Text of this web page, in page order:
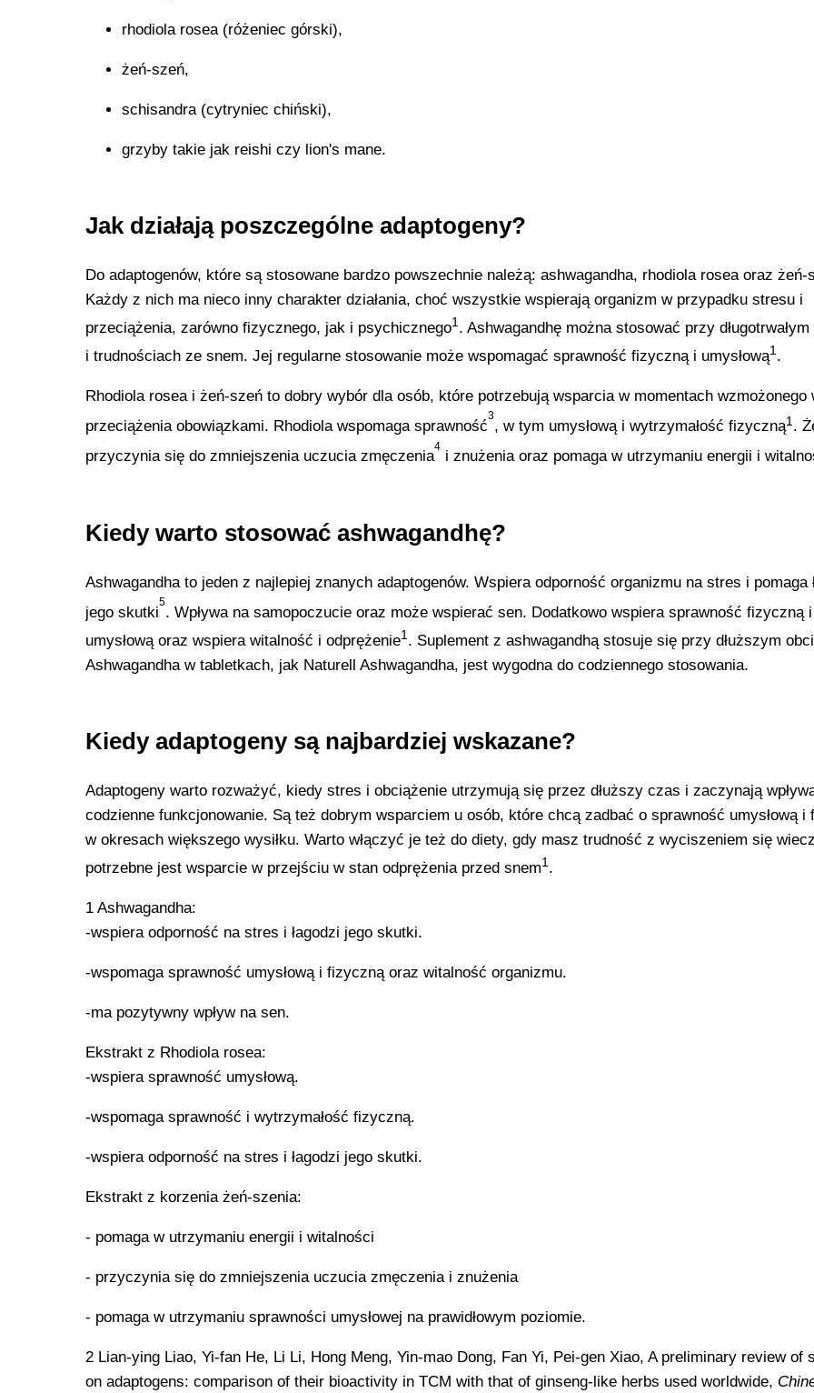
rhodiola rosea (różeniec górski),
żeń-szeń,
schisandra (cytryniec chiński),
grzyby takie jak reishi czy lion's mane.
Jak działają poszczególne adaptogeny?
Do adaptogenów, które są stosowane bardzo powszechnie należą: ashwagandha, rhodiola rosea oraz żeń-
Każdy z nich ma nieco inny charakter działania, choć wszystkie wspierają organizm w przypadku stresu i
przeciążenia, zarówno fizycznego, jak i psychicznego1. Ashwagandhę można stosować przy
i trudnościach ze snem. Jej regularne stosowanie może wspomagać sprawność fizyczną i umysłową1 .
Rhodiola rosea i żeń-szeń to dobry wybór dla osób, które potrzebują wsparcia w momentach wzmożonego
przeciążenia obowiązkami. Rhodiola wspomaga sprawność
3
, w tym umysłową i wytrzymałość fizyczną1 .
przyczynia się do zmniejszenia uczucia zmęczenia
4
i znużenia oraz pomaga w utrzymaniu energii i
Kiedy warto stosować ashwagandhę?
Ashwagandha to jeden z najlepiej znanych adaptogenów. Wspiera odporność organizmu na stres i pomaga
jego skutki
5
. Wpływa na samopoczucie oraz może wspierać sen. Dodatkowo wspiera sprawność fizyczną i
umysłową oraz wspiera witalność i odprężenie1 . Suplement z ashwagandhą stosuje się przy dłuższym
Ashwagandha w tabletkach, jak Naturell Ashwagandha, jest wygodna do codziennego stosowania.
Kiedy adaptogeny są najbardziej wskazane?
Adaptogeny warto rozważyć, kiedy stres i obciążenie utrzymują się przez dłuższy czas i zaczynają
codzienne funkcjonowanie. Są też dobrym wsparciem u osób, które chcą zadbać o sprawność umysłową i
w okresach większego wysiłku. Warto włączyć je też do diety, gdy masz trudność z wyciszeniem się
potrzebne jest wsparcie w przejściu w stan odprężenia przed snem1 .
1 Ashwagandha:
-wspiera odporność na stres i łagodzi jego skutki.
-wspomaga sprawność umysłową i fizyczną oraz witalność organizmu.
-ma pozytywny wpływ na sen.
Ekstrakt z Rhodiola rosea:
-wspiera sprawność umysłową.
-wspomaga sprawność i wytrzymałość fizyczną.
-wspiera odporność na stres i łagodzi jego skutki.
Ekstrakt z korzenia żeń-szenia:
- pomaga w utrzymaniu energii i witalności
- przyczynia się do zmniejszenia uczucia zmęczenia i znużenia
- pomaga w utrzymaniu sprawności umysłowej na prawidłowym poziomie.
2 Lian-ying Liao, Yi-fan He, Li Li, Hong Meng, Yin-mao Dong, Fan Yi, Pei-gen Xiao, A preliminary review of
on adaptogens: comparison of their bioactivity in TCM with that of ginseng-like herbs used worldwide,